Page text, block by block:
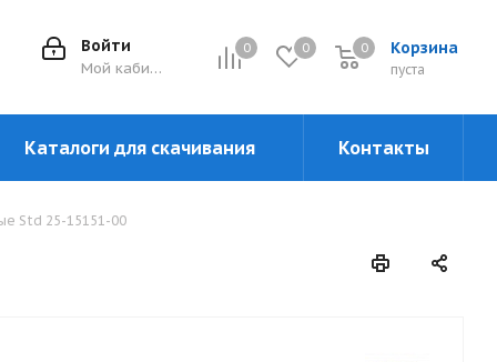
0 0 Корзина
0
пуста
0
Войти
Мой кабинет
Каталоги для скачивания Контакты
Std 25-15151-00